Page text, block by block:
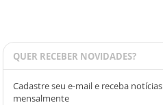
QUER RECEBER NOVIDADES?
Cadastre seu e-mail e receba notícias
mensalmente